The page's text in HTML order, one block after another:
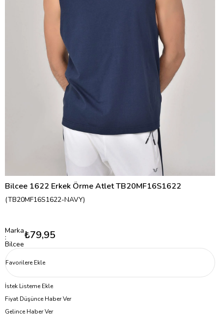
Bilcee 1622 Erkek Örme Atlet TB20MF16S1622
(TB20MF16S1622-NAVY)
Marka
:
Bilcee
₺79,95
Favorilere Ekle
İstek Listeme Ekle
Fiyat Düşünce Haber Ver
Gelince Haber Ver